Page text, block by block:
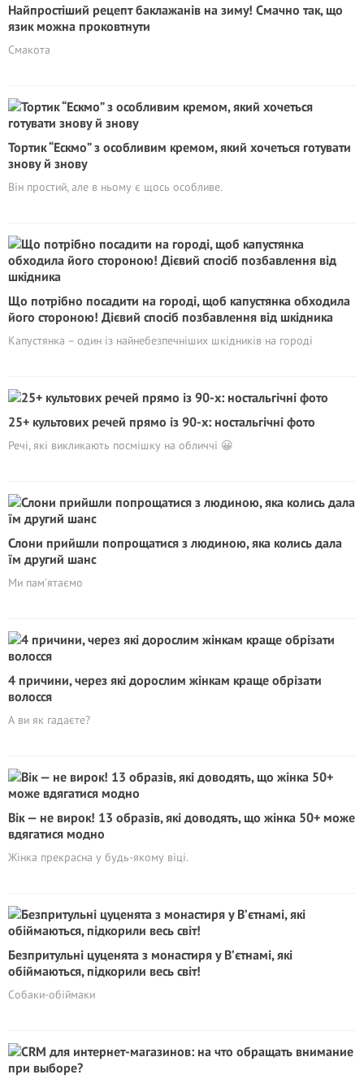
Найпростіший рецепт баклажанів на зиму! Смачно так, що
язик можна проковтнути
Смакота
Тортик “Ескмо” з особливим кремом, який хочеться готувати
знову й знову
Він простий, але в ньому є щось особливе.
Що потрібно посадити на городі, щоб капустянка обходила
його стороною! Дієвий спосіб позбавлення від шкідника
Капустянка – один із найнебезпечніших шкідників на городі
25+ культових речей прямо із 90-х: ностальгічні фото
Речі, які викликають посмішку на обличчі 😀
Слони прийшли попрощатися з людиною, яка колись дала
їм другий шанс
Ми пам’ятаємо
4 причини, через які дорослим жінкам краще обрізати
волосся
А ви як гадаєте?
Вік — не вирок! 13 образів, які доводять, що жінка 50+ може
вдягатися модно
Жінка прекрасна у будь-якому віці.
Безпритульні цуценята з монастиря у В’єтнамі, які
обіймаються, підкорили весь світ!
Собаки-обіймаки